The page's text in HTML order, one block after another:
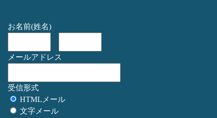
お名前(姓名)
メールアドレス
受信形式
HTMLメール
文字メール